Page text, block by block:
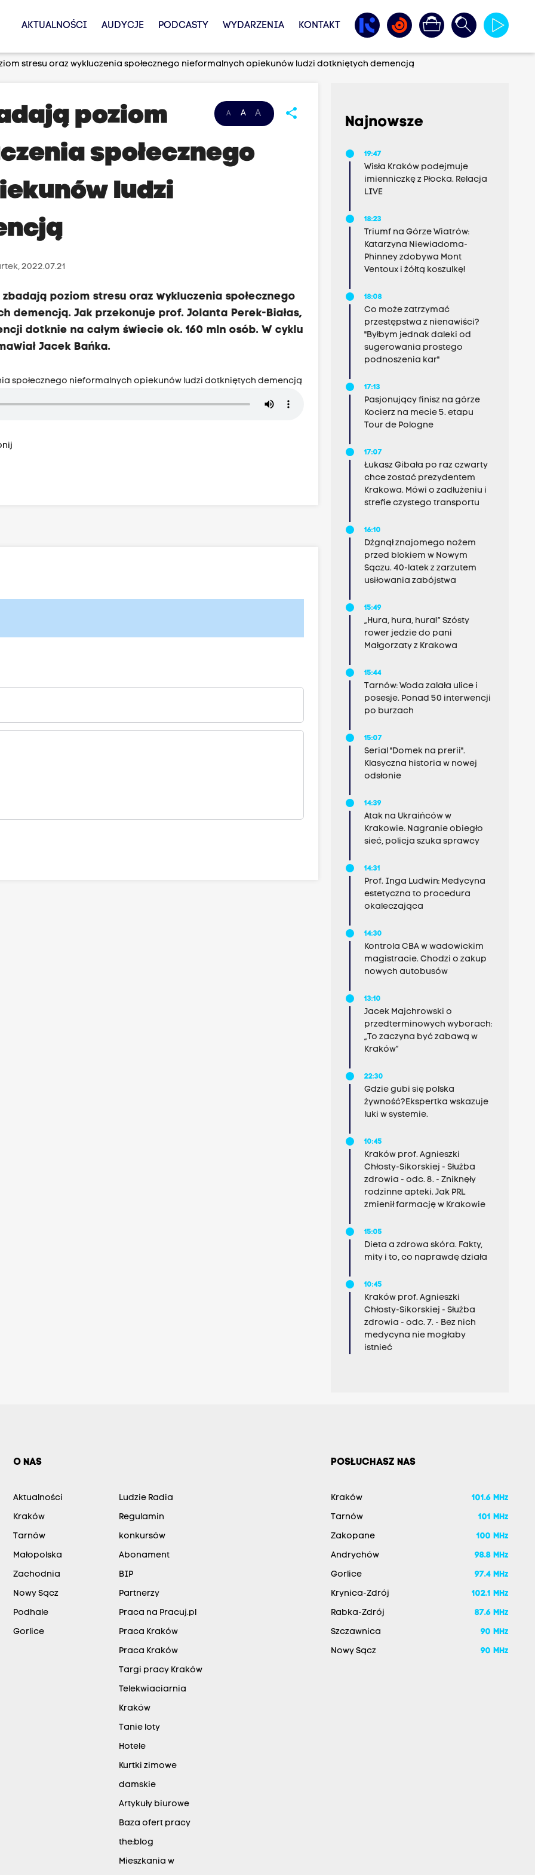
AKTUALNOŚCI AUDYCJE PODCASTY WYDARZENIA KONTAKT
stresu oraz wykluczenia społecznego nieformalnych opiekunów ludzi dotkniętych demencją
A A A share
poziom
społecznego
ludzi
2022.07.21
poziom stresu oraz wykluczenia społecznego
demencją. Jak przekonuje prof. Jolanta Perek-Białas,
dotknie na całym świecie ok. 160 mln osób. W cyklu
Jacek Bańka.
społecznego nieformalnych opiekunów ludzi dotkniętych demencją
Najnowsze
19:47
Wisła Kraków podejmuje
imienniczkę z Płocka. Relacja
LIVE
18:23
Triumf na Górze Wiatrów:
Katarzyna Niewiadoma-
Phinney zdobywa Mont
Ventoux i żółtą koszulkę!
18:08
Co może zatrzymać
przestępstwa z nienawiści?
"Byłbym jednak daleki od
sugerowania prostego
podnoszenia kar"
17:13
Pasjonujący finisz na górze
Kocierz na mecie 5. etapu
Tour de Pologne
17:07
Łukasz Gibała po raz czwarty
chce zostać prezydentem
Krakowa. Mówi o zadłużeniu i
strefie czystego transportu
16:10
Dźgnął znajomego nożem
przed blokiem w Nowym
Sączu. 40-latek z zarzutem
usiłowania zabójstwa
15:49
„Hura, hura, hura!” Szósty
rower jedzie do pani
Małgorzaty z Krakowa
15:44
Tarnów: Woda zalała ulice i
posesje. Ponad 50 interwencji
po burzach
15:07
Serial "Domek na prerii".
Klasyczna historia w nowej
odsłonie
14:39
Atak na Ukraińców w
Krakowie. Nagranie obiegło
sieć, policja szuka sprawcy
14:31
Prof. Inga Ludwin: Medycyna
estetyczna to procedura
okaleczająca
14:30
Kontrola CBA w wadowickim
magistracie. Chodzi o zakup
nowych autobusów
13:10
Jacek Majchrowski o
przedterminowych wyborach:
„To zaczyna być zabawą w
Kraków”
22:30
Gdzie gubi się polska
żywność?Ekspertka wskazuje
luki w systemie.
10:45
Kraków prof. Agnieszki
Chłosty-Sikorskiej - Służba
zdrowia - odc. 8. - Zniknęły
rodzinne apteki. Jak PRL
zmienił farmację w Krakowie
15:05
Dieta a zdrowa skóra. Fakty,
mity i to, co naprawdę działa
10:45
Kraków prof. Agnieszki
Chłosty-Sikorskiej - Służba
zdrowia - odc. 7. - Bez nich
medycyna nie mogłaby
istnieć
O NAS
Aktualności
Kraków
Tarnów
Małopolska
Zachodnia
Nowy Sącz
Podhale
Gorlice
Ludzie Radia
Regulamin
konkursów
Abonament
BIP
Partnerzy
Praca na Pracuj.pl
Praca Kraków
Praca Kraków
Targi pracy Kraków
Telekwiaciarnia
Kraków
Tanie loty
Hotele
Kurtki zimowe
damskie
Artykuły biurowe
Baza ofert pracy
the:blog
Mieszkania w
POSŁUCHASZ NAS
Kraków 101.6 MHz
Tarnów 101 MHz
Zakopane 100 MHz
Andrychów 98.8 MHz
Gorlice 97.4 MHz
Krynica-Zdrój 102.1 MHz
Rabka-Zdrój 87.6 MHz
Szczawnica 90 MHz
Nowy Sącz 90 MHz